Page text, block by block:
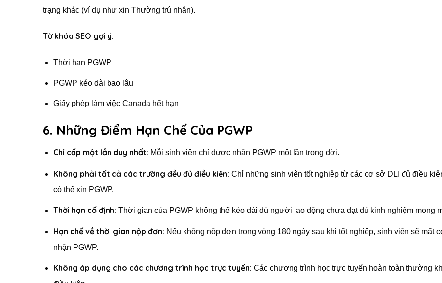
trạng khác (ví dụ như xin Thường trú nhân).
Từ khóa SEO gợi ý:
Thời hạn PGWP
PGWP kéo dài bao lâu
Giấy phép làm việc Canada hết hạn
6. Những Điểm Hạn Chế Của PGWP
Chỉ cấp một lần duy nhất: Mỗi sinh viên chỉ được nhận PGWP một lần trong đời.
Không phải tất cả các trường đều đủ điều kiện: Chỉ những sinh viên tốt nghiệp từ các cơ sở DLI đủ điều
có thể xin PGWP.
Thời hạn cố định: Thời gian của PGWP không thể kéo dài dù người lao động chưa đạt đủ kinh nghiệm mong
Hạn chế về thời gian nộp đơn: Nếu không nộp đơn trong vòng 180 ngày sau khi tốt nghiệp, sinh viên sẽ mất
nhận PGWP.
Không áp dụng cho các chương trình học trực tuyến: Các chương trình học trực tuyến hoàn toàn thường